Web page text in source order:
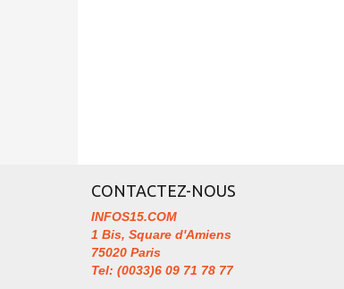
CONTACTEZ-NOUS
INFOS15.COM
1 Bis, Square d'Amiens
75020 Paris
Tel: (0033)6 09 71 78 77